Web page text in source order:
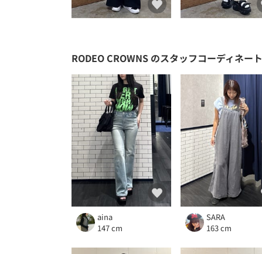
RODEO CROWNS のスタッフコーディネート
aina
147 cm
SARA
163 cm